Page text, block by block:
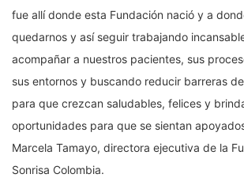
fue allí donde esta Fundación nació y a
quedarnos y así seguir trabajando
acompañar a nuestros pacientes, sus
sus entornos y buscando reducir barreras
para que crezcan saludables, felices y
oportunidades para que se sientan
Marcela Tamayo, directora ejecutiva de la
Sonrisa Colombia.